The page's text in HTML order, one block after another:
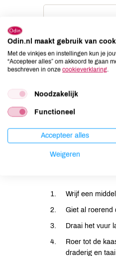
450 g
350 g
250 ml
peper en
Wrijf een
Giet al roerend
Draai het vuur
Roer tot de
draderig en
Odin.nl maakt gebruik van
Met de vinkjes en instellingen kun je
“Accepteer alles” om akkoord te gaan
beschreven in onze cookieverklaring.
Noodzakelijk
Functioneel
Accepteer alles
Weigeren